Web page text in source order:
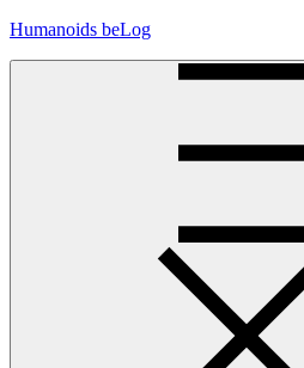
Skip
Humanoids beLog